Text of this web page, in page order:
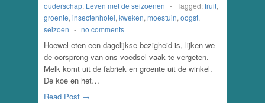
ouderschap, Leven met de seizoenen - Tagged:fruit,
groente, insectenhotel, kweken, moestuin, oogst,
seizoen - no comments
Hoewel eten een dagelijkse bezigheid is, lijken we
de oorsprong van ons voedsel vaak te vergeten.
Melk komt uit de fabriek en groente uit de winkel.
De koe en het…
Read Post →